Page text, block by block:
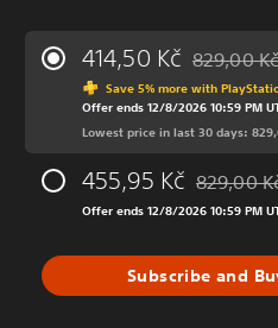
414,50 Kč 829,00 Kč
Save 5% more with
Offer ends 12/8/2026 10:59 PM
Lowest price in last 30 days:
455,95 Kč 829,00
Offer ends 12/8/2026 10:59 PM
Subscribe and